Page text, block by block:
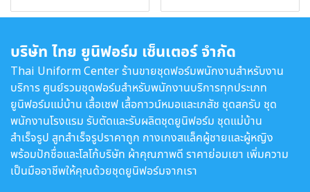
บริษัท ไทย ยูนิฟอร์ม เซ็นเตอร์ จำกัด
Thai Uniform Center ร้านขายชุดฟอร์มพนักงานสำหรับงาน
บริการ ศูนย์รวมชุดฟอร์มสำหรับพนักงานบริการทุกประเภท
ยูนิฟอร์มแม่บ้าน เสื้อเชฟ เสื้อกาวน์หมอและเภสัช ชุดสครับ ชุด
พนักงานโรงแรม รับตัดและรับผลิตชุดยูนิฟอร์ม ชุดแม่บ้าน
สำเร็จรูป สูทสำเร็จรูปราคาถูก กางเกงสแล็คผู้ชายและผู้หญิง
พร้อมปักชื่อและโลโก้บริษัท ผ้าคุณภาพดี ราคาย่อมเยา เพิ่มความ
เป็นมืออาชีพให้คุณด้วยชุดยูนิฟอร์มจากเรา